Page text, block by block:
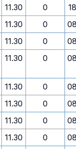
11.30 0
11.30 0
11.30 0
11.30 0
11.30 0
11.30 0
11.30 0
11.30 0